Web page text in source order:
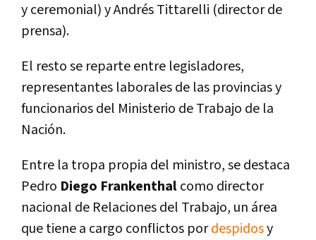
y ceremonial) y Andrés Tittarelli (director de
prensa).
El resto se reparte entre legisladores,
representantes laborales de las provincias y
funcionarios del Ministerio de Trabajo de la
Nación.
Entre la tropa propia del ministro, se destaca
Pedro Diego Frankenthalcomo director
nacional de Relaciones del Trabajo, un área
que tiene a cargo conflictos pordespidosy